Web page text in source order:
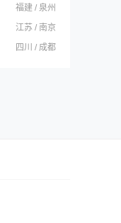
福建 / 泉州
江苏 / 南京
四川 / 成都